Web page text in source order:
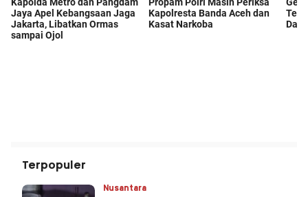
Terpopuler
Nusantara